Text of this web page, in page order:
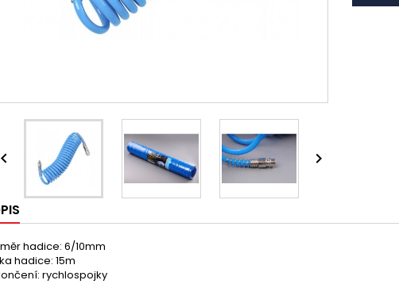
 
hadice: 6/10mm
hadice: 15m
rychlospojky